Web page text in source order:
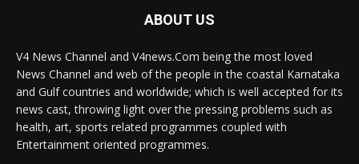
ABOUT US
V4 News Channel and V4news.Com being the most loved
News Channel and web of the people in the coastal Karnataka
and Gulf countries and worldwide; which is well accepted for its
news cast, throwing light over the pressing problems such as
health, art, sports related programmes coupled with
Entertainment oriented programmes.